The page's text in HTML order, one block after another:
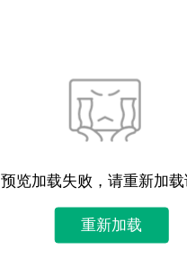
预览加载失败，请重新加载
重新加载